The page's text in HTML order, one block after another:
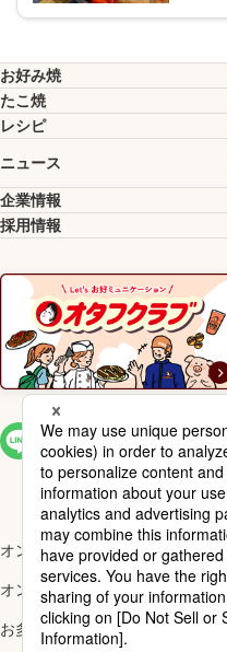
お好み焼
たこ焼
レシピ
ニュース
企業情報
採用情報
オンラインショップ楽天市場店
オンラインショップYahoo!店
お多福醸造株式会社